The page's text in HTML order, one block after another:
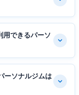
用できるパーソ
ーソナルジムは